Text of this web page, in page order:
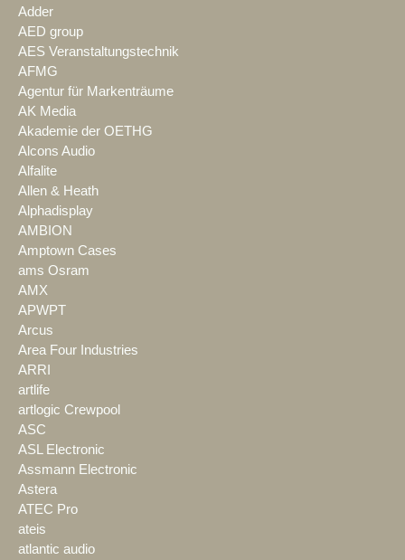
Adder
AED group
AES Veranstaltungstechnik
AFMG
Agentur für Markenträume
AK Media
Akademie der OETHG
Alcons Audio
Alfalite
Allen & Heath
Alphadisplay
AMBION
Amptown Cases
ams Osram
AMX
APWPT
Arcus
Area Four Industries
ARRI
artlife
artlogic Crewpool
ASC
ASL Electronic
Assmann Electronic
Astera
ATEC Pro
ateis
atlantic audio